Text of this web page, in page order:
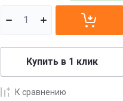
Купить в 1 клик
К сравнению